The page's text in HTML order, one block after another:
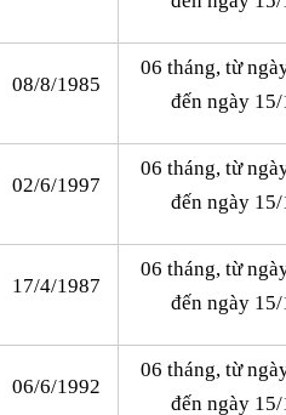
08/8/1985
06 tháng, từ
đến ngày
02/6/1997
06 tháng, từ
đến ngày
17/4/1987
06 tháng, từ
đến ngày
06/6/1992
06 tháng, từ
đến ngày